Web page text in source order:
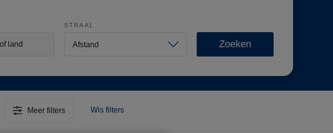
STRAAL
Zoeken
Meer filters Wis filters